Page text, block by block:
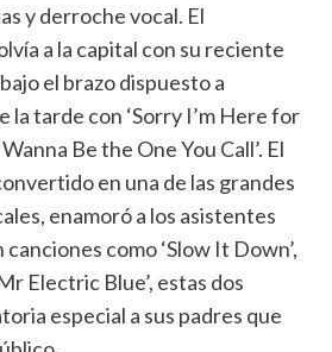
y derroche vocal. El
a la capital con su reciente
bajo el brazo dispuesto a
la tarde con ‘Sorry I’m Here for
Be the One You Call’. El
en una de las grandes
enamoró a los asistentes
como ‘Slow It Down’,
Electric Blue’, estas dos
especial a sus padres que